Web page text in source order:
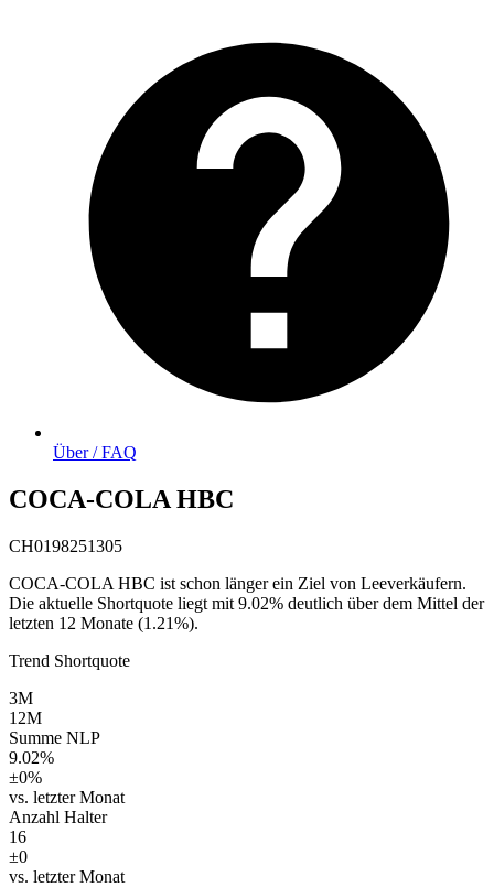
Über / FAQ
COCA-COLA HBC
CH0198251305
COCA-COLA HBC ist schon länger ein Ziel von Leeverkäufern.
Die aktuelle Shortquote liegt mit 9.02% deutlich über dem Mittel der
letzten 12 Monate (1.21%).
Trend Shortquote
3M
12M
Summe NLP
9.02%
±0%
vs. letzter Monat
Anzahl Halter
16
±0
vs. letzter Monat